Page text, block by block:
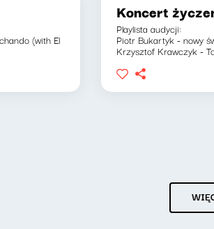
(with El
Koncert
Playlista audycji:
Piotr Bukartyk - nowy
Krzysztof Krawczyk -